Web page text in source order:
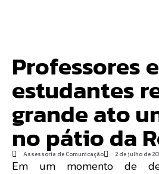
Professores e
estudantes
grande ato
no pátio da
Assessoria de Comunicação 2 de julho de
Em um momento de